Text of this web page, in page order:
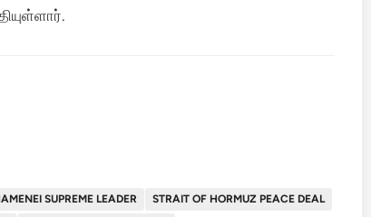
SUPREME LEADER
STRAIT OF HORMUZ PEACE DEAL